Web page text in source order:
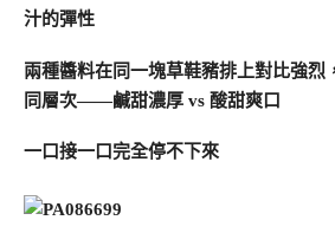
汁的彈性
兩種醬料在同一塊草鞋豬排上對比強烈
同層次——鹹甜濃厚 vs 酸甜爽口
一口接一口完全停不下來